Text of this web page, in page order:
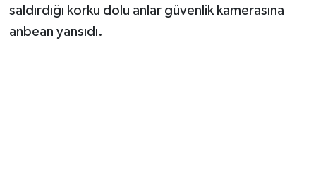
saldırdığı korku dolu anlar güvenlik kamerasına
anbean yansıdı.